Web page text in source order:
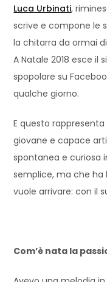
Luca Urbinati,
scrive e compone le
la chitarra da ormai
A Natale 2018 esce il
spopolare su
qualche giorno.
E questo
giovane e capace
spontanea e curiosa
semplice, ma che ha
vuole arrivare: con il
Com’è nata la